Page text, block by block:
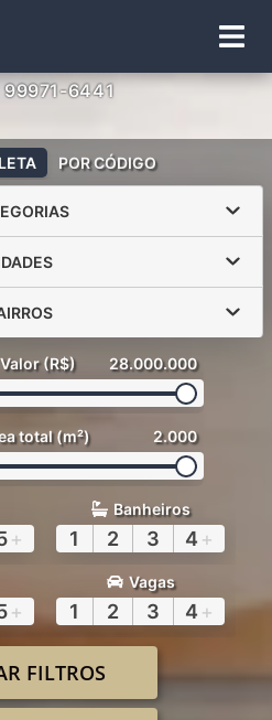
6441
POR CÓDIGO
Valor (R$) 28.000.000
total (m²) 2.000
+
Banheiros
1 2 3 4 +
+
Vagas
1 2 3 4 +
FILTROS